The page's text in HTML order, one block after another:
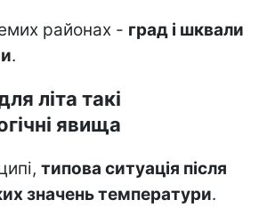
районах - град і шквали
.
літа такі
явища
типова ситуація після
значень температури.